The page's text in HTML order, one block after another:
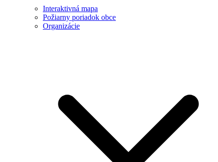
Interaktivná mapa
Požiarny poriadok obce
Organizácie